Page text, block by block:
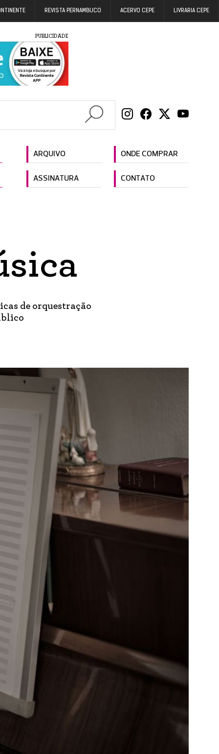
REVISTA PERNAMBUCO ACERVO CEPE LIVRARIA CEPE
PUBLICIDADE
ARQUIVO ONDE COMPRAR
ASSINATURA CONTATO
de orquestração